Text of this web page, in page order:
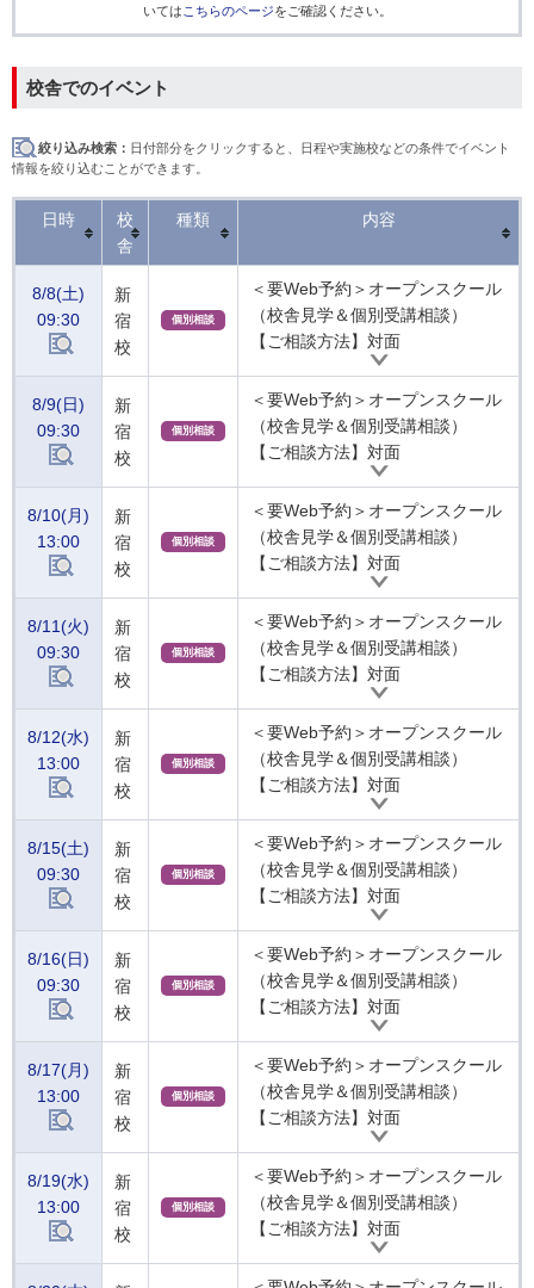
いてはこちらのページをご確認ください。
校舎でのイベント
絞り込み検索： 日付部分をクリックすると、日程や実施校などの条件でイベント
情報を絞り込むことができます。
日時
校
舎
種類 内容
8/8(土)
09:30
新
宿
校
個別相談
＜要Web予約＞オープンスクール
（校舎見学＆個別受講相談）
【ご相談方法】対面
8/9(日)
09:30
新
宿
校
個別相談
＜要Web予約＞オープンスクール
（校舎見学＆個別受講相談）
【ご相談方法】対面
8/10(月)
13:00
新
宿
校
個別相談
＜要Web予約＞オープンスクール
（校舎見学＆個別受講相談）
【ご相談方法】対面
8/11(火)
09:30
新
宿
校
個別相談
＜要Web予約＞オープンスクール
（校舎見学＆個別受講相談）
【ご相談方法】対面
8/12(水)
13:00
新
宿
校
個別相談
＜要Web予約＞オープンスクール
（校舎見学＆個別受講相談）
【ご相談方法】対面
8/15(土)
09:30
新
宿
校
個別相談
＜要Web予約＞オープンスクール
（校舎見学＆個別受講相談）
【ご相談方法】対面
8/16(日)
09:30
新
宿
校
個別相談
＜要Web予約＞オープンスクール
（校舎見学＆個別受講相談）
【ご相談方法】対面
8/17(月)
13:00
新
宿
校
個別相談
＜要Web予約＞オープンスクール
（校舎見学＆個別受講相談）
【ご相談方法】対面
8/19(水)
13:00
新
宿
校
個別相談
＜要Web予約＞オープンスクール
（校舎見学＆個別受講相談）
【ご相談方法】対面